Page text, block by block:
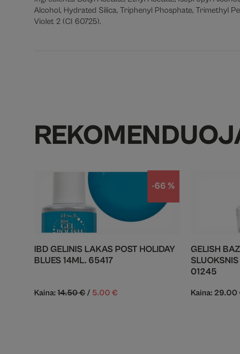
Alcohol, Hydrated Silica, Triphenyl Phosphate, Trimethyl
Violet 2 (CI 60725).
-66 %
IBD GELINIS LAKAS POST HOLIDAY
BLUES 14ML. 65417
Kaina:14.50€/ 5.00€
GELISH
01245
Kaina: 29.00